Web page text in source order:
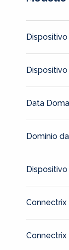
Data
Dominio
Connectrix
Connectrix